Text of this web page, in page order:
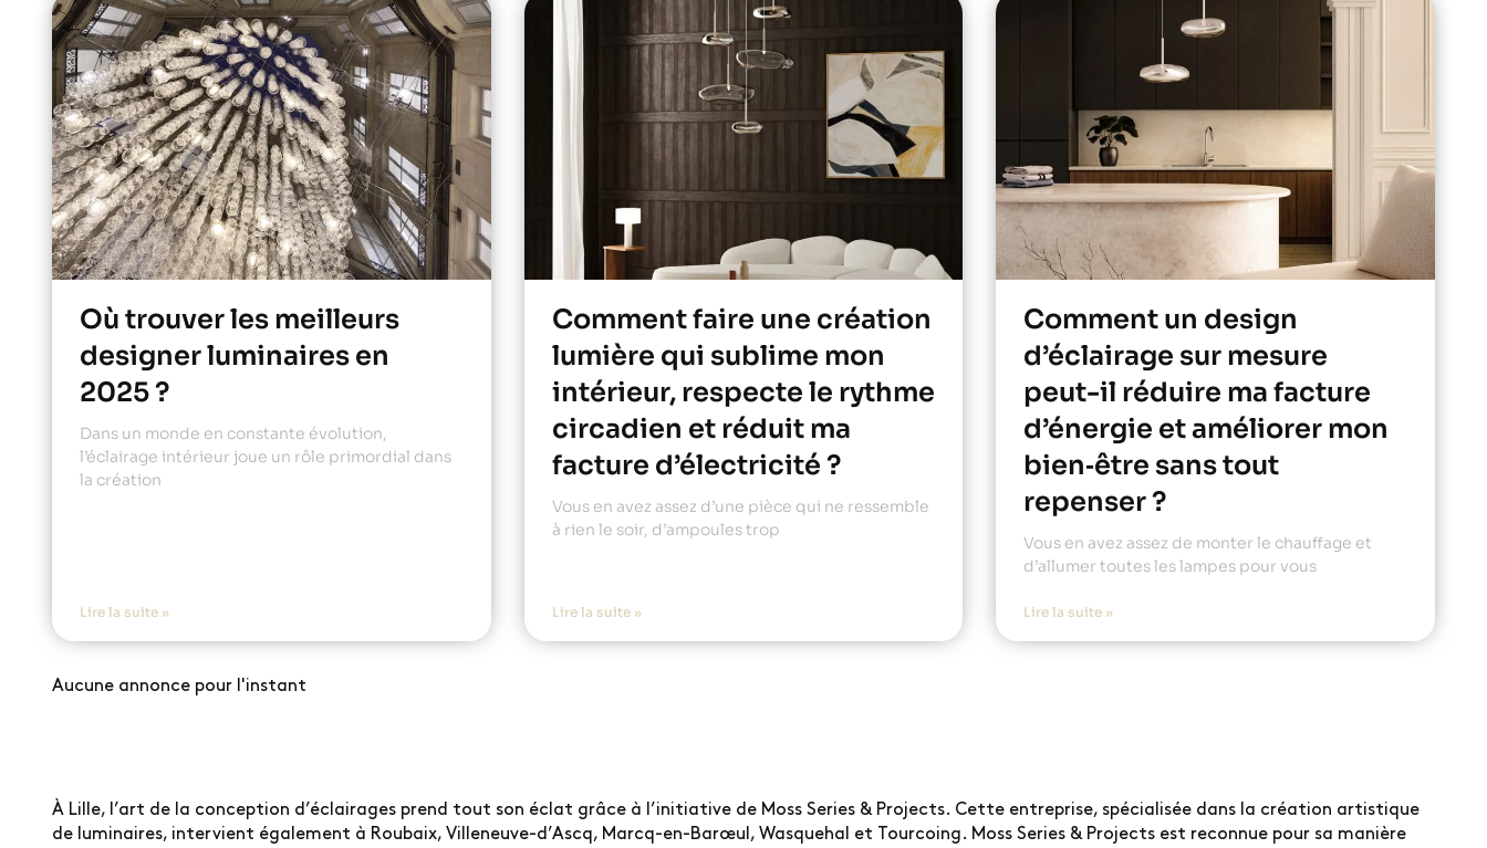
Où trouver les meilleurs
designer luminaires en
2025 ?
Dans un monde en constante évolution,
l’éclairage intérieur joue un rôle primordial dans
la création
Lire la suite »
Comment faire une création
lumière qui sublime mon
intérieur, respecte le rythme
circadien et réduit ma
facture d’électricité ?
Vous en avez assez d’une pièce qui ne ressemble
à rien le soir, d’ampoules trop
Lire la suite »
Comment un design
d’éclairage sur mesure
peut-il réduire ma facture
d’énergie et améliorer mon
bien‑être sans tout
repenser ?
Vous en avez assez de monter le chauffage et
d’allumer toutes les lampes pour vous
Lire la suite »
Aucune annonce pour l'instant
À Lille, l’art de la conception d’éclairages prend tout son éclat grâce à l’initiative de Moss Series & Projects. Cette entreprise, spécialisée dans la création artistique
de luminaires, intervient également à Roubaix, Villeneuve-d’Ascq, Marcq-en-Barœul, Wasquehal et Tourcoing. Moss Series & Projects est reconnue pour sa manière